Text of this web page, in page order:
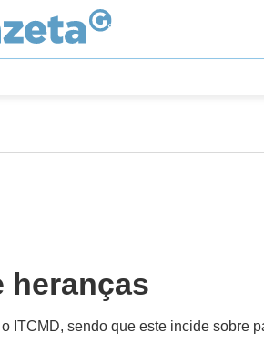
heranças
ITCMD, sendo que este incide sobre